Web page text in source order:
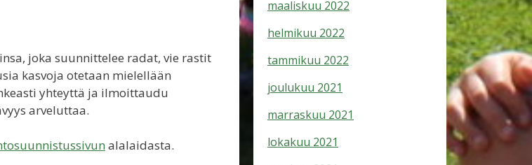
joka suunnittelee radat, vie rastit
kasvoja otetaan mielellään
yhteyttä ja ilmoittaudu
arveluttaa.
alalaidasta.
maaliskuu 2022
helmikuu 2022
tammikuu 2022
joulukuu 2021
marraskuu 2021
lokakuu 2021